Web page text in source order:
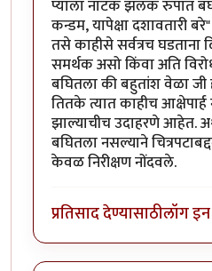
प्याला नाटक झलक रुपात
कन्डम, यापेक्षा दशावतारी
तसे काहीसे सर्वत्रच
समर्थक असो किंवा अति
बघितला की बहुतांश वेळा
तितके त्यात काहीच
झाल्याचीच उदाहरणे आहेत.
बघितला नसल्याने
केवळ निरीक्षण नोंदवले.
प्रतिसाद देण्यासाठीलॉग